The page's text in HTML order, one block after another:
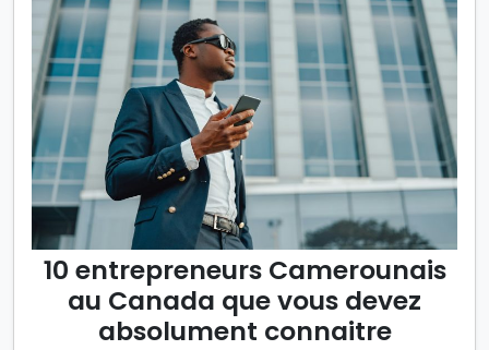
10 entrepreneurs Camerounais
au Canada que vous devez
absolument connaitre